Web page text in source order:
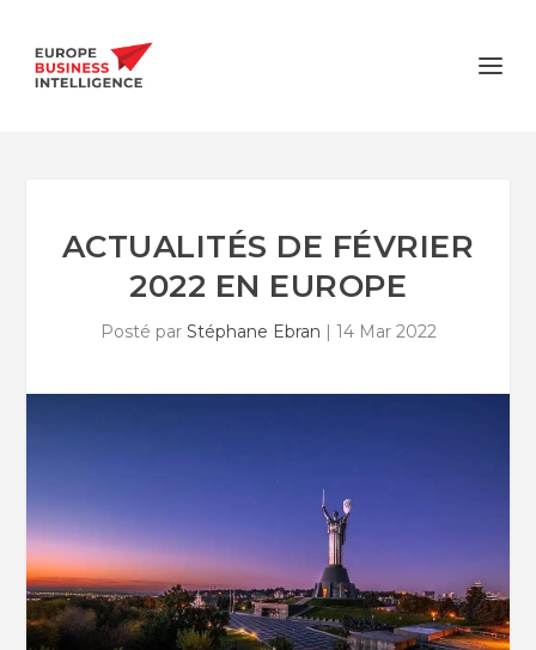
ACTUALITÉS DE FÉVRIER
2022 EN EUROPE
Posté par Stéphane Ebran | 14 Mar 2022